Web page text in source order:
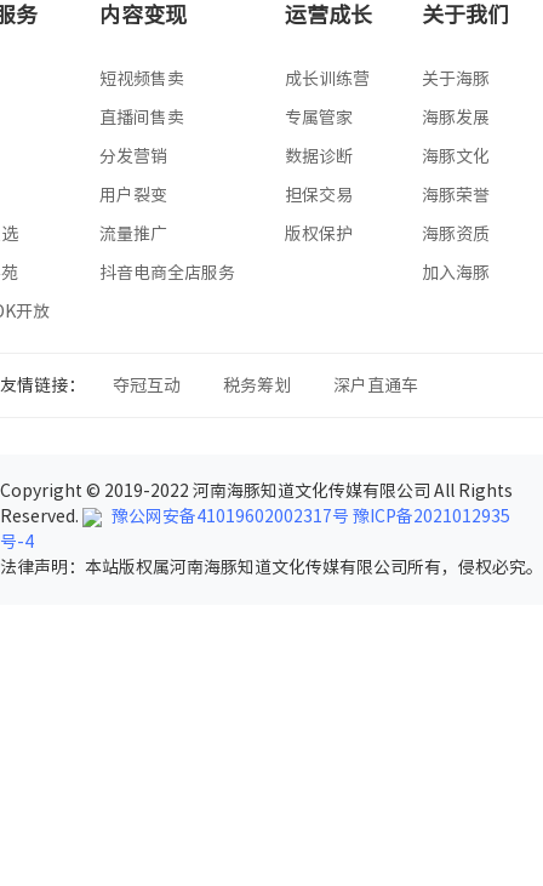
高级版
务
开放
内容变现
短视频售卖
直播间售卖
分发营销
用户裂变
流量推广
抖音电商全店服务
运营成长
成长训练营
专属管家
数据诊断
担保交易
版权保护
关于我们
关于海豚
海豚发展
海豚文化
海豚荣誉
海豚资质
加入海豚
友情链接： 夺冠互动 税务筹划 深户直通车
Copyright © 2019-2022 河南海豚知道文化传媒有限公司 All Rights
Reserved.
豫公网安备41019602002317号 豫ICP备2021012935
号-4
法律声明 ：本站版权属河南海豚知道文化传媒有限公司所有，侵权必究。